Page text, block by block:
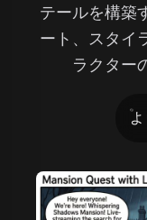
テールを構築
ート、スタイ
ラクター